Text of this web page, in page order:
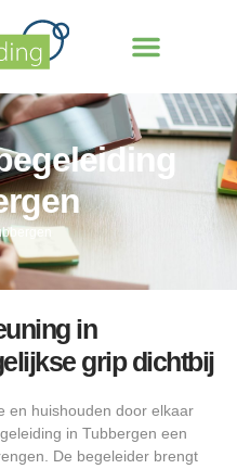
in
grip dichtbij
en huishouden door elkaar
in Tubbergen een
De begeleider brengt